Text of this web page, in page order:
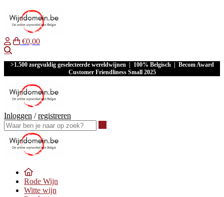
€0,00
>1.500 zorgvuldig geselecteerde wereldwijnen | 100% Belgisch | Becom Award
Customer Friendliness Small 2025
Inloggen /registreren
Rode Wijn
Witte wijn